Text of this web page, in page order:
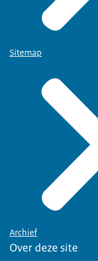
Sitemap
Archief
Over deze site